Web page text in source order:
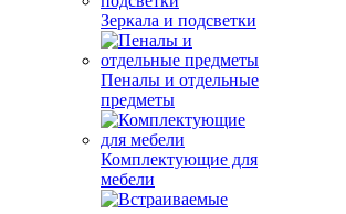
Зеркала и подсветки
Пеналы и отдельные
предметы
Комплектующие для
мебели